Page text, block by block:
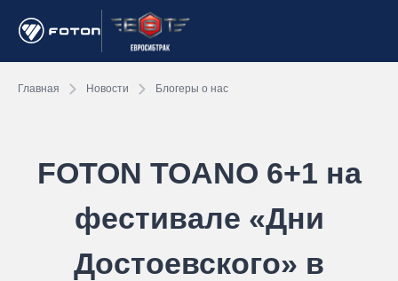
Главная Новости Блогеры о нас
FOTON TOANO 6+1 на
фестивале «Дни
Достоевского» в